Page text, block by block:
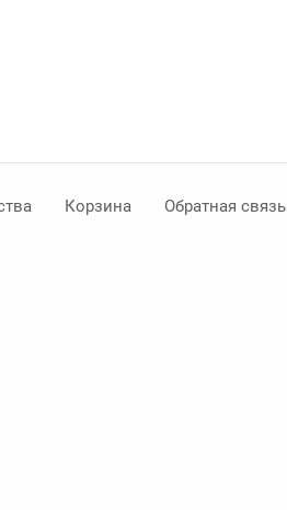
Корзина Обратная связь